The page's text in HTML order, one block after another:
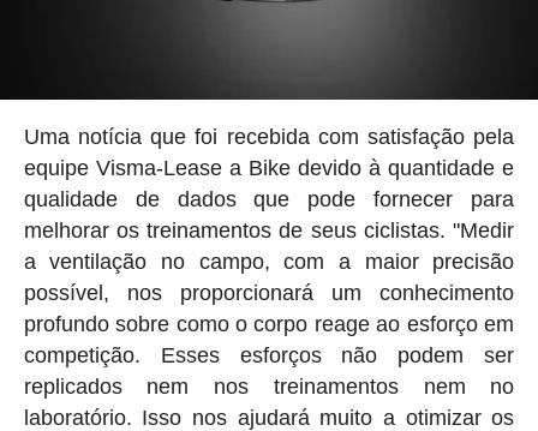
Uma notícia que foi recebida com satisfação pela
equipe Visma-Lease a Bike devido à quantidade e
qualidade de dados que pode fornecer para
melhorar os treinamentos de seus ciclistas. "Medir
a ventilação no campo, com a maior precisão
possível, nos proporcionará um conhecimento
profundo sobre como o corpo reage ao esforço em
competição. Esses esforços não podem ser
replicados nem nos treinamentos nem no
laboratório. Isso nos ajudará muito a otimizar os